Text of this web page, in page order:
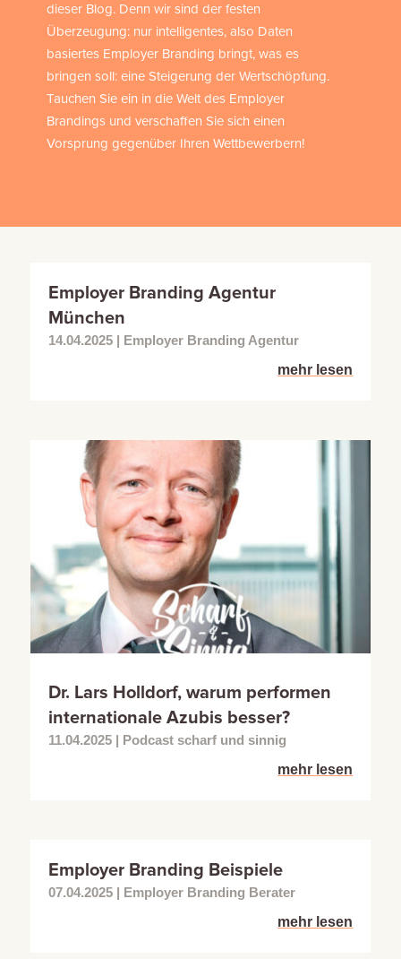
dieser Blog. Denn wir sind der festen
Überzeugung: nur intelligentes, also Daten
basiertes Employer Branding bringt, was es
bringen soll: eine Steigerung der Wertschöpfung.
Tauchen Sie ein in die Welt des Employer
Brandings und verschaffen Sie sich einen
Vorsprung gegenüber Ihren Wettbewerbern!
Employer Branding Agentur
München
14.04.2025| Employer Branding Agentur
mehr lesen
Dr. Lars Holldorf, warum performen
internationale Azubis besser?
11.04.2025| Podcast scharf und sinnig
mehr lesen
Employer Branding Beispiele
07.04.2025| Employer Branding Berater
mehr lesen